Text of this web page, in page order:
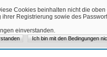
Cookies beinhalten nicht die
Registrierung sowie des
einverstanden.